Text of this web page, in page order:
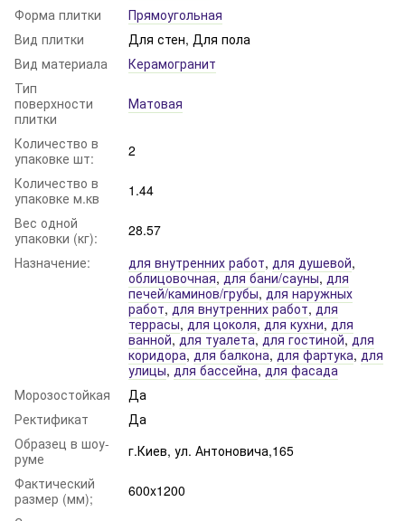
Форма плитки
Прямоугольная
Вид плитки
Для стен, Для пола
Вид материала
Керамогранит
Тип
поверхности
плитки
Матовая
Количество в
упаковке шт:
2
Количество в
упаковке м.кв
1.44
Вес одной
упаковки (кг):
28.57
Назначение:
для внутренних работ, для душевой,
облицовочная,для бани/сауны,для
печей/каминов/грубы,для наружных
работ,для внутренних работ,для
террасы,для цоколя,для кухни,для
ванной,для туалета, для гостиной,для
коридора,для балкона,для фартука,для
улицы,для бассейна,для фасада
Морозостойкая
Да
Ректификат
Да
Образец в шоу-
руме
г.Киев, ул. Антоновича,165
Фактический
размер (мм);
600x1200